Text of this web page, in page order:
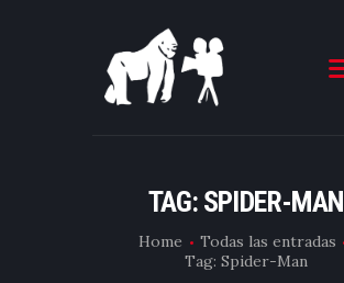
TAG: SPIDER-MAN
Home
Todas las entradas
Tag: Spider-Man
ESTRENOS DE TELEVISIÓN
CRÍTICAS
ARTÍCULOS